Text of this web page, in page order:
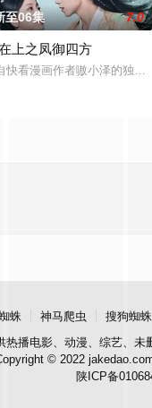
以死鸣冤。楚家大小姐楚
动人的情感，以及他们在
至06集 7.0
上之凤御四方
快看漫画作者嗷小泽的独家
蛛 神马爬虫 搜狗蜘蛛
热播电影、动漫、综艺、未
© 2022
陕ICP备